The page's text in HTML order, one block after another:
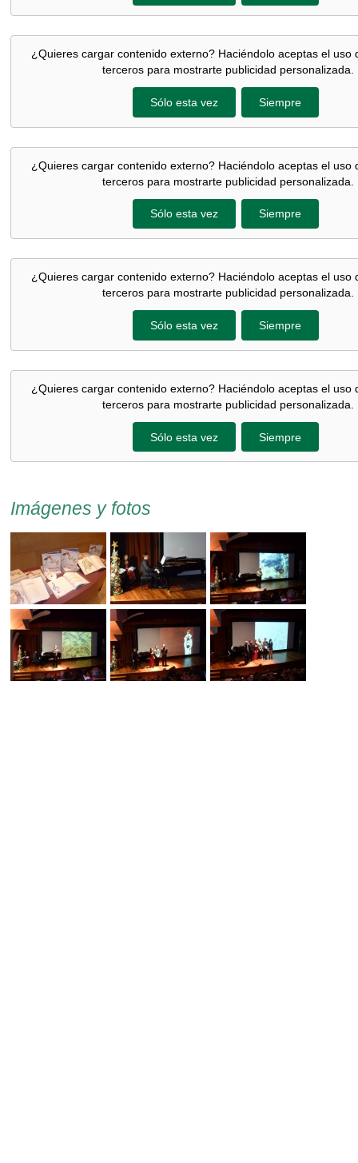
¿Quieres cargar contenido externo? Haciéndolo aceptas el uso
terceros para mostrarte publicidad personalizada.
Sólo esta vez Siempre
¿Quieres cargar contenido externo? Haciéndolo aceptas el uso
terceros para mostrarte publicidad personalizada.
Sólo esta vez Siempre
¿Quieres cargar contenido externo? Haciéndolo aceptas el uso
terceros para mostrarte publicidad personalizada.
Sólo esta vez Siempre
¿Quieres cargar contenido externo? Haciéndolo aceptas el uso
terceros para mostrarte publicidad personalizada.
Sólo esta vez Siempre
Imágenes y fotos